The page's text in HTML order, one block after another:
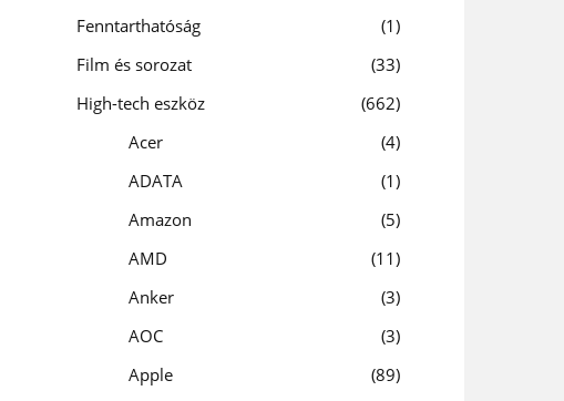
Fenntarthatóság
1
Film és sorozat
33
High-tech eszköz
662
Acer
4
ADATA
1
Amazon
5
AMD
11
Anker
3
AOC
3
Apple
89